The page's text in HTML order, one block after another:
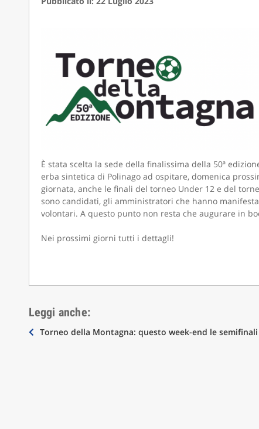
È stata scelta la sede della finalissima della 50ª
erba sintetica di Polinago ad ospitare, domenica
giornata, anche le finali del torneo Under 12 e del
sono candidati, gli amministratori che hanno
volontari. A questo punto non resta che augurare in
Nei prossimi giorni tutti i dettagli!
Leggi anche:
Navigazione
Torneo della Montagna: questo week-end le semifinali